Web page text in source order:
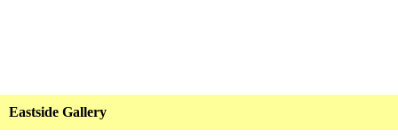
Eastside Gallery